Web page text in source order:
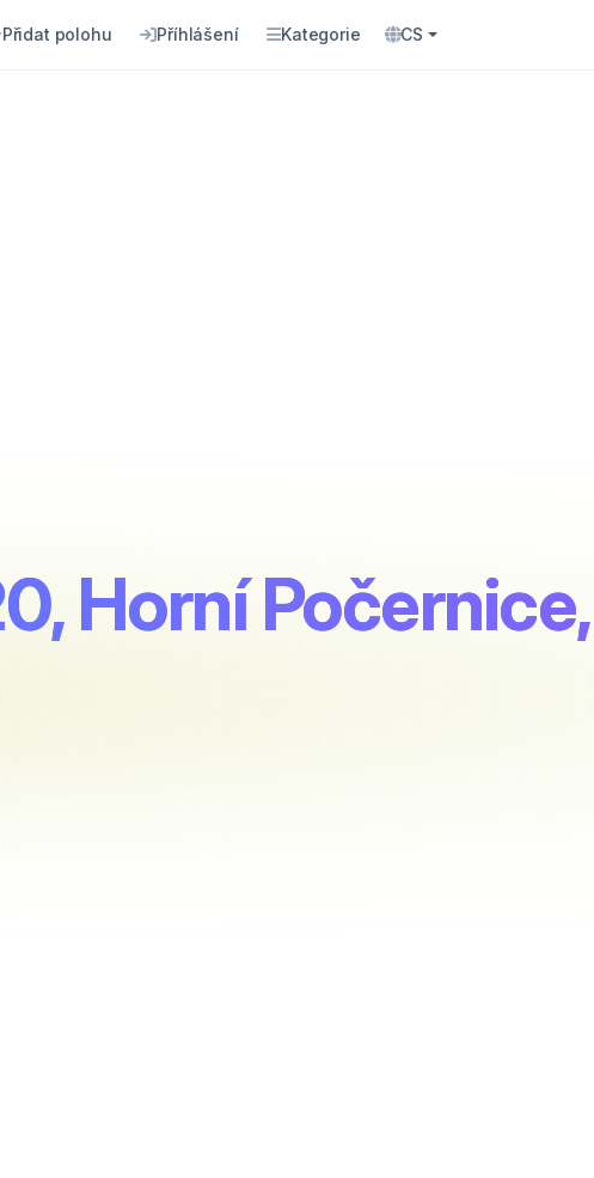
Přidat polohu Příhlášení Kategorie CS
Horní